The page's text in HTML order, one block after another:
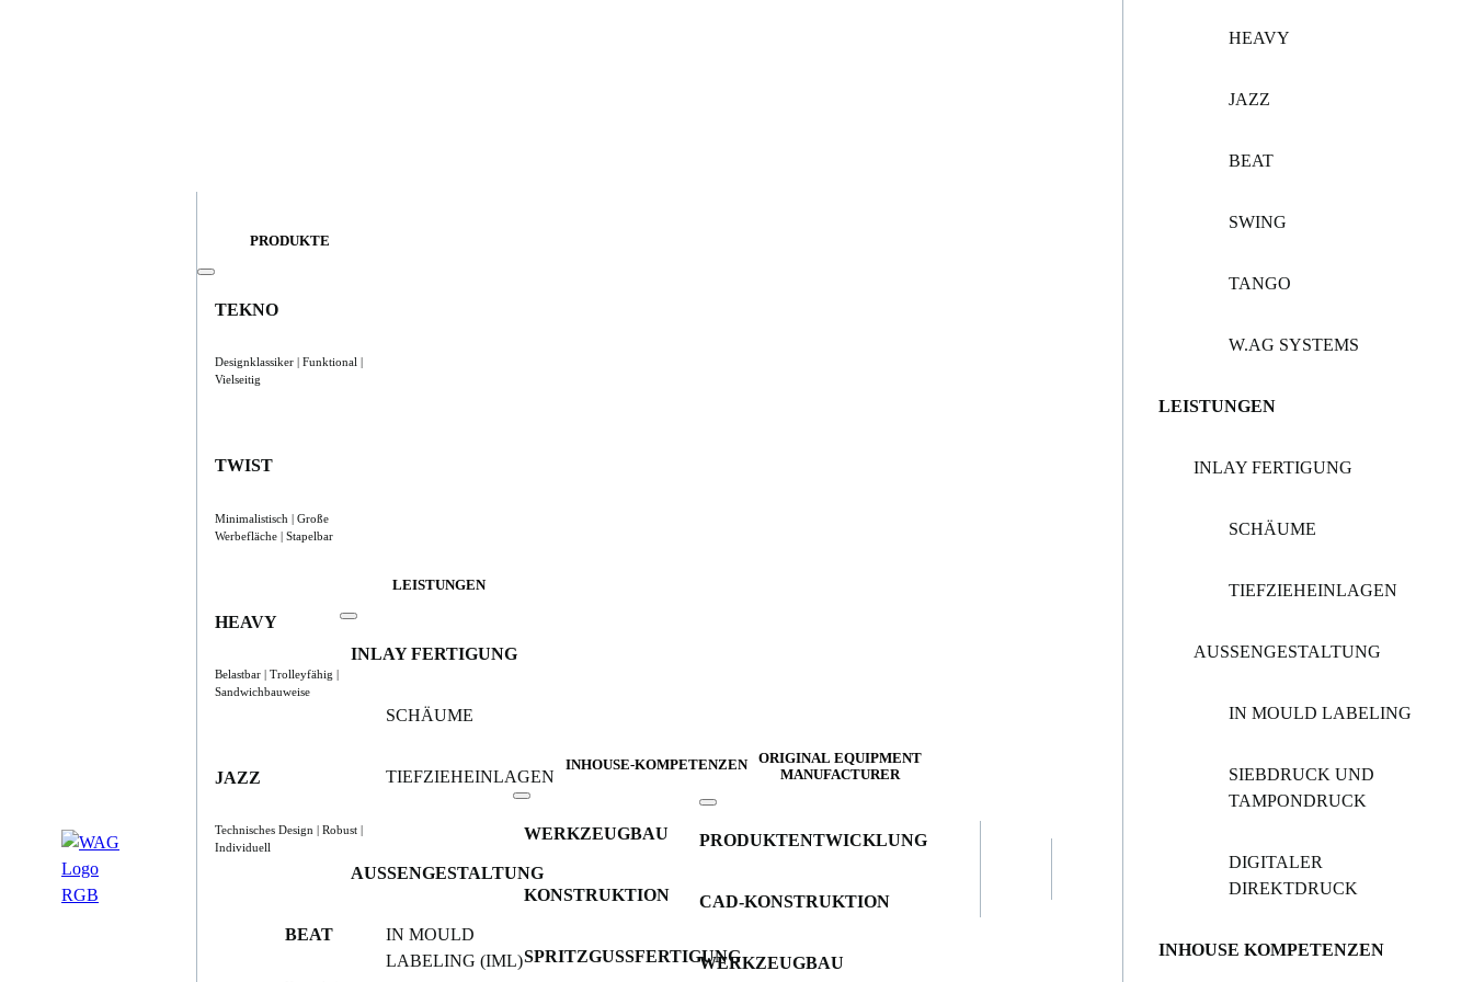
PRODUKTE
TEKNO
Designklassiker | Funktional |
Vielseitig
TWIST
Minimalistisch | Große
Werbefläche | Stapelbar
HEAVY
Belastbar | Trolleyfähig |
Sandwichbauweise
JAZZ
Technisches Design | Robust |
Individuell
BEAT
LEISTUNGEN
INLAY FERTIGUNG
SCHÄUME
TIEFZIEHEINLAGEN
AUSSENGESTALTUNG
IN MOULD
LABELING (IML)
INHOUSE-KOMPETENZEN
WERKZEUGBAU
KONSTRUKTION
SPRITZGUSSFERTIGUNG
ORIGINAL EQUIPMENT
MANUFACTURER
PRODUKTENTWICKLUNG
CAD-KONSTRUKTION
WERKZEUGBAU
HEAVY
JAZZ
BEAT
SWING
TANGO
W.AG SYSTEMS
LEISTUNGEN
INLAY FERTIGUNG
SCHÄUME
TIEFZIEHEINLAGEN
AUSSENGESTALTUNG
IN MOULD LABELING
SIEBDRUCK UND
TAMPONDRUCK
DIGITALER
DIREKTDRUCK
INHOUSE KOMPETENZEN